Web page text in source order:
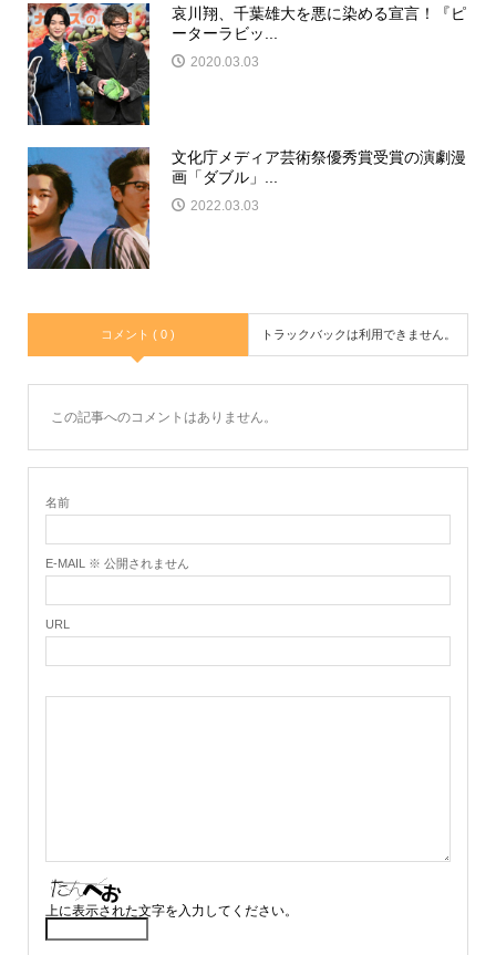
哀川翔、千葉雄大を悪に染める宣言！『ピ
ーターラビッ...
2020.03.03
文化庁メディア芸術祭優秀賞受賞の演劇漫
画「ダブル」...
2022.03.03
コメント ( 0 ) トラックバックは利用できません。
この記事へのコメントはありません。
名前
E-MAIL ※ 公開されません
URL
上に表示された文字を入力してください。